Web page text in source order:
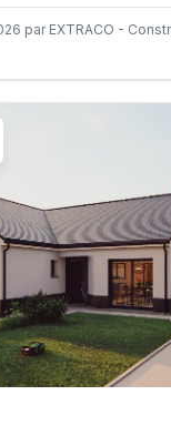
par EXTRACO -